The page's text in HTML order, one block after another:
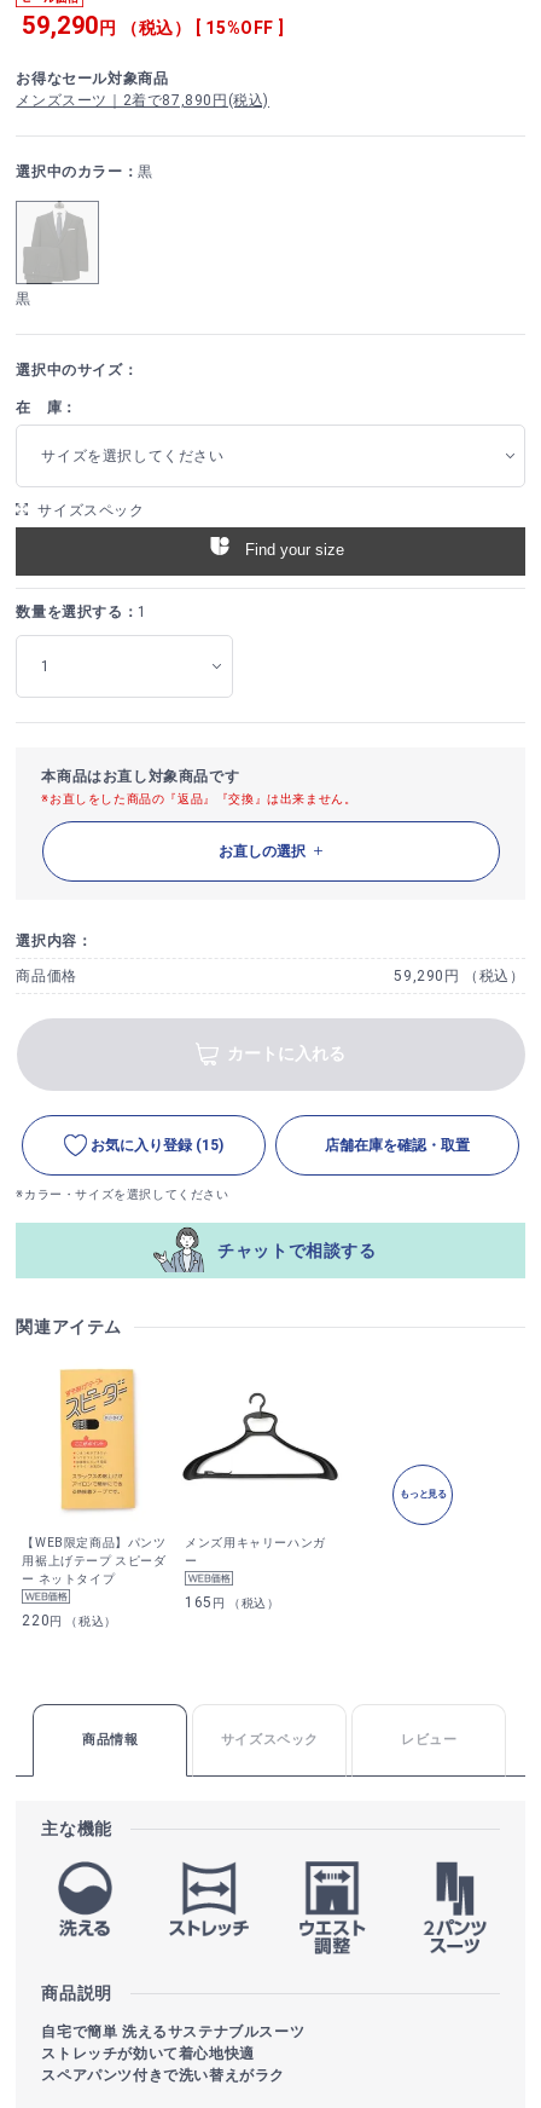
59,290 円 （税込） [ 15%OFF ]
お得なセール対象商品
メンズスーツ｜2着で87,890円(税込)
選択中のカラー：黒
黒
選択中のサイズ：
在 庫：
サイズを選択してください
サイズスペック
Find your size
数量を選択する： 1
本商品はお直し対象商品です
※お直しをした商品の『返品』『交換』は出来ません。
お直しの選択
選択内容：
商品価格 59,290円 （税込）
カートに入れる
お気に入り登録 (15) 店舗在庫を確認・取置
※カラー・サイズを選択してください
チャットで相談する
関連アイテム
【WEB限定商品】パンツ
用裾上げテープ スピーダ
ー ネットタイプ
220円 （税込）
メンズ用キャリーハンガ
ー
165 円 （税込）
もっと見る
商品情報 サイズスペック レビュー
主な機能
商品説明
自宅で簡単 洗えるサステナブルスーツ
ストレッチが効いて着心地快適
スペアパンツ付きで洗い替えがラク